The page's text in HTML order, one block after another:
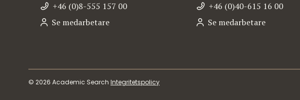
+46 (0)8-555 157 00
Se medarbetare
+46 (0)40-615 16 00
Se medarbetare
© 2026 Academic Search Integritetspolicy